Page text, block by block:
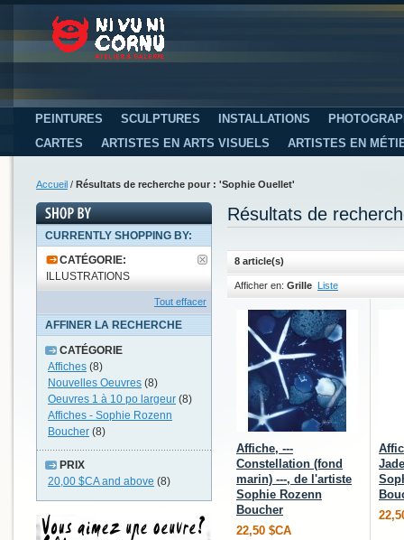
PEINTURES SCULPTURES INSTALLATIONS
CARTES
ARTISTES EN ARTS VISUELS ARTISTES EN
Accueil / Résultats de recherche pour : 'Sophie Ouellet'
Résultats de
8 article(s)
Afficher en: Grille Liste
Affiche, ---
Constellation (fond
marin) ---, de l'artiste
Sophie Rozenn
Boucher
22,50 $CA
CURRENTLY SHOPPING BY:
CATÉGORIE:
ILLUSTRATIONS
Tout effacer
AFFINER LA RECHERCHE
CATÉGORIE
Affiches (8)
Nouvelles Oeuvres (8)
Oeuvres 1 à 10 po largeur (8)
Affiches - Sophie Rozenn
Boucher (8)
PRIX
20,00 $CAand above (8)